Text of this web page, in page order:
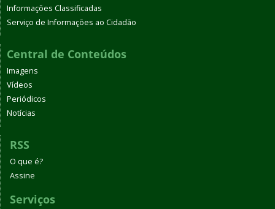
Informações Classificadas
Serviço de Informações ao Cidadão
Central de Conteúdos
Imagens
Vídeos
Periódicos
Notícias
RSS
O que é?
Assine
Serviços